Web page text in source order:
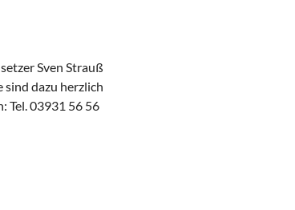
Sven Strauß
dazu herzlich
Tel. 03931 56 56